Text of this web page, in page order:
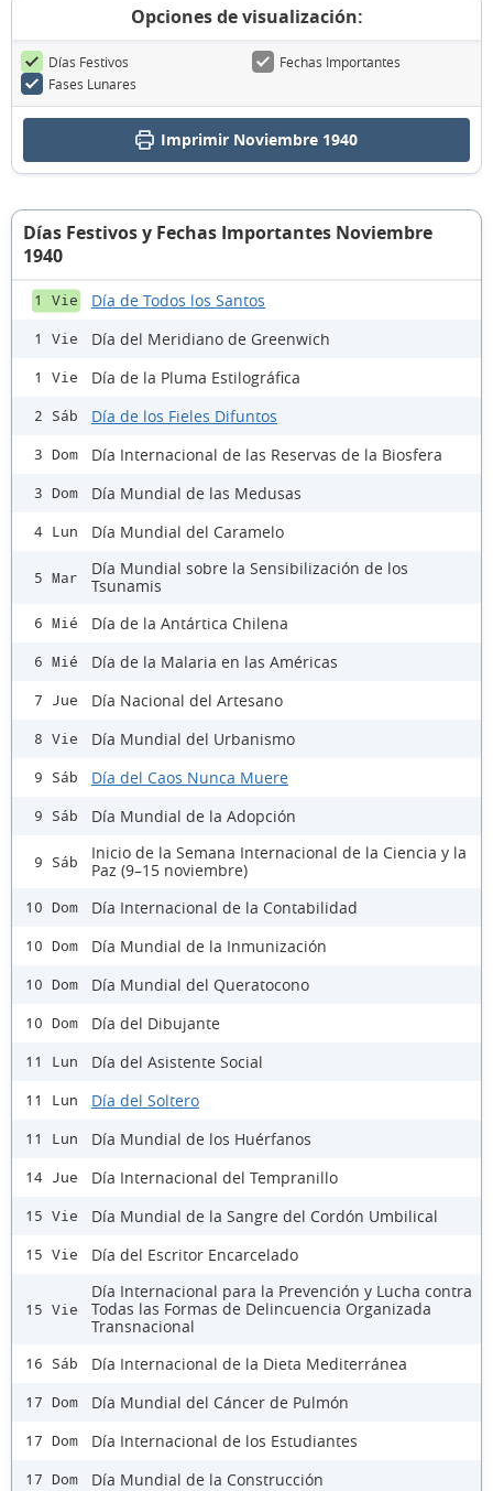
Opciones de visualización:
Días Festivos
Fechas Importantes
Fases Lunares
Imprimir Noviembre 1940
Días Festivos y Fechas Importantes Noviembre
1940
1 Vie Día de Todos los Santos
1 Vie Día del Meridiano de Greenwich
1 Vie Día de la Pluma Estilográfica
2 Sáb Día de los Fieles Difuntos
3 Dom Día Internacional de las Reservas de la Biosfera
3 Dom Día Mundial de las Medusas
4 Lun Día Mundial del Caramelo
5 Mar
Día Mundial sobre la Sensibilización de los
Tsunamis
6 Mié Día de la Antártica Chilena
6 Mié Día de la Malaria en las Américas
7 Jue Día Nacional del Artesano
8 Vie Día Mundial del Urbanismo
9 Sáb Día del Caos Nunca Muere
9 Sáb Día Mundial de la Adopción
9 Sáb
Inicio de la Semana Internacional de la Ciencia y la
Paz (9–15 noviembre)
10 Dom Día Internacional de la Contabilidad
10 Dom Día Mundial de la Inmunización
10 Dom Día Mundial del Queratocono
10 Dom Día del Dibujante
11 Lun Día del Asistente Social
11 Lun Día del Soltero
11 Lun Día Mundial de los Huérfanos
14 Jue Día Internacional del Tempranillo
15 Vie Día Mundial de la Sangre del Cordón Umbilical
15 Vie Día del Escritor Encarcelado
15 Vie
Día Internacional para la Prevención y Lucha contra
Todas las Formas de Delincuencia Organizada
Transnacional
16 Sáb Día Internacional de la Dieta Mediterránea
17 Dom Día Mundial del Cáncer de Pulmón
17 Dom Día Internacional de los Estudiantes
17 Dom Día Mundial de la Construcción